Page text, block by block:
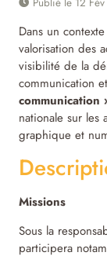
Dans un
valorisation des
visibilité de la
communication
nationale sur les
graphique et
Missions
Sous la
participera